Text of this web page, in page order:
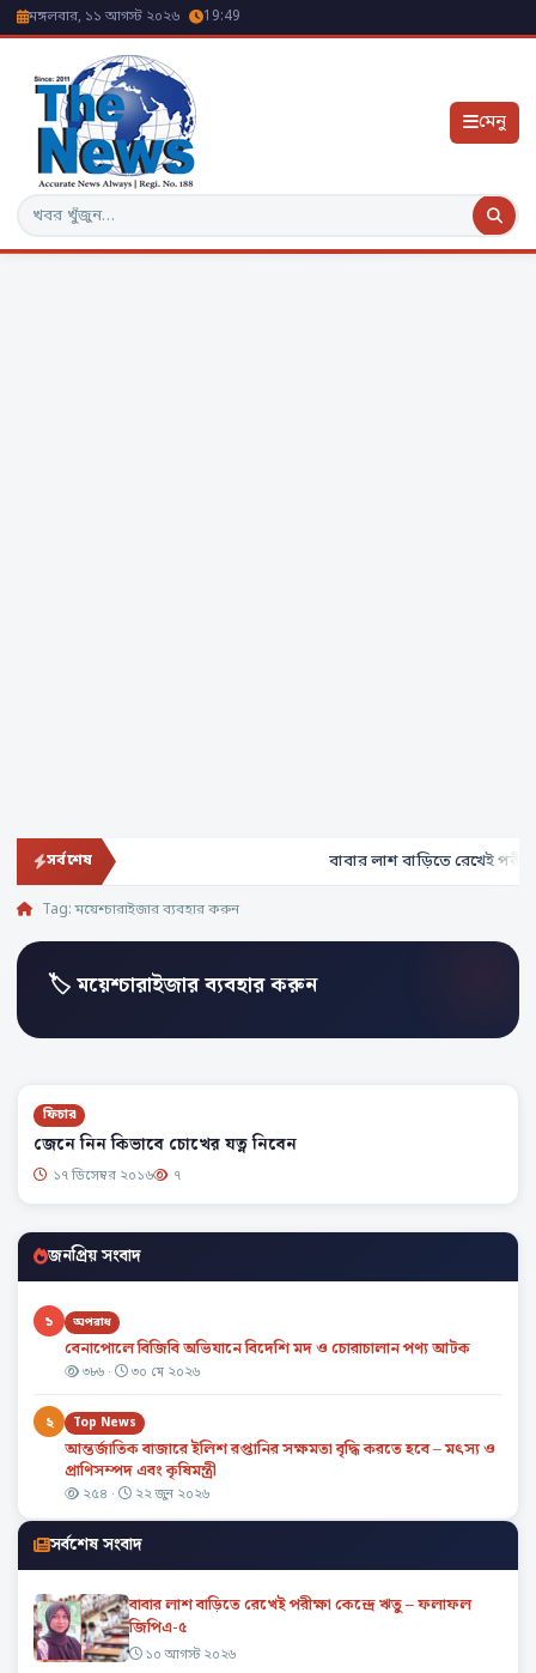
মঙ্গলবার, ১১ আগস্ট ২০২৬ 19:49
মেনু
অনুসন্ধান
সর্বশেষ বাবার লাশ বাড়িতে রেখেই
Tag:ময়েশ্চারাইজার ব্যবহার করুন
🏷 ময়েশ্চারাইজার ব্যবহার করুন
ফিচার
জেনে নিন কিভাবে চোখের যত্ন নিবেন
১৭ ডিসেম্বর ২০১৬ ৭
জনপ্রিয় সংবাদ
১ অপরাধ
বেনাপোলে বিজিবি অভিযানে বিদেশি মদ ও চোরাচালান পণ্য আটক
৩৮৬ · ৩০ মে ২০২৬
২ Top News
আন্তর্জাতিক বাজারে ইলিশ রপ্তানির সক্ষমতা বৃদ্ধি করতে হবে – মৎস্য ও
প্রাণিসম্পদ এবং কৃষিমন্ত্রী
২৫৪ · ২২ জুন ২০২৬
সর্বশেষ সংবাদ
বাবার লাশ বাড়িতে রেখেই পরীক্ষা কেন্দ্রে ঋতু – ফলাফল
জিপিএ-৫
১০ আগস্ট ২০২৬